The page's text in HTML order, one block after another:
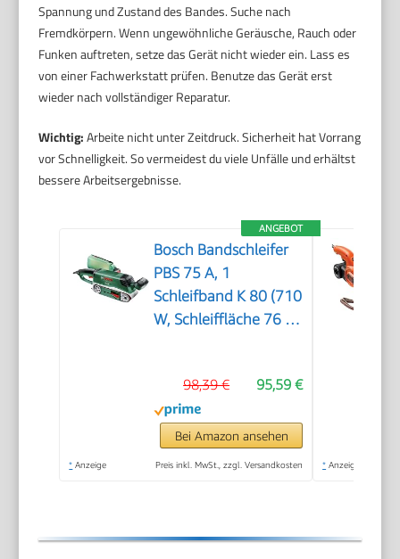
Spannung und Zustand des Bandes. Suche nach
Fremdkörpern. Wenn ungewöhnliche Geräusche, Rauch oder
Funken auftreten, setze das Gerät nicht wieder ein. Lass es
von einer Fachwerkstatt prüfen. Benutze das Gerät erst
wieder nach vollständiger Reparatur.
Wichtig:Arbeite nicht unter Zeitdruck. Sicherheit hat Vorrang
vor Schnelligkeit. So vermeidest du viele Unfälle und erhältst
bessere Arbeitsergebnisse.
ANGEBOT
Bosch Bandschleifer
PBS 75 A, 1
Schleifband K 80 (710
W, Schleiffläche 76 x
533 mm)
95,59 €
98,39 €
Bei Amazon ansehen
* Anzeige Preis inkl. MwSt., zzgl. Versandkosten * Anzeige